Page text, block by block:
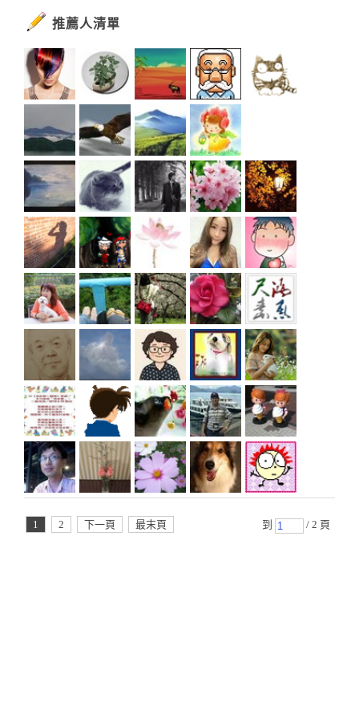
推薦人清單
1 2 下一頁 最末頁 到 / 2 頁